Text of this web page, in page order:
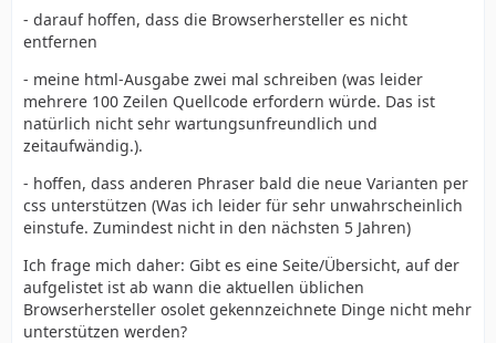
- darauf hoffen, dass die Browserhersteller es nicht
entfernen
- meine html-Ausgabe zwei mal schreiben (was leider
mehrere 100 Zeilen Quellcode erfordern würde. Das ist
natürlich nicht sehr wartungsunfreundlich und
zeitaufwändig.).
- hoffen, dass anderen Phraser bald die neue Varianten per
css unterstützen (Was ich leider für sehr unwahrscheinlich
einstufe. Zumindest nicht in den nächsten 5 Jahren)
Ich frage mich daher: Gibt es eine Seite/Übersicht, auf der
aufgelistet ist ab wann die aktuellen üblichen
Browserhersteller osolet gekennzeichnete Dinge nicht mehr
unterstützen werden?